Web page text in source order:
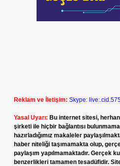
Reklam ve İletişim: Skype:
Yasal Uyarı: Bu internet sitesi,
şirketi ile hiçbir bağlantısı
hazırladığımız makaleler
haber niteliği taşımamakta olup,
paylaşım yapılmamaktadır. Gerçek
benzerlikleri tamamen tesadüfidir.